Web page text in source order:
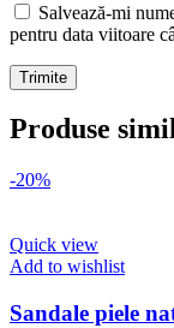
Salvează-mi
pentru data viitoare
Produse
-20%
Quick view
Add to wishlist
Sandale piele